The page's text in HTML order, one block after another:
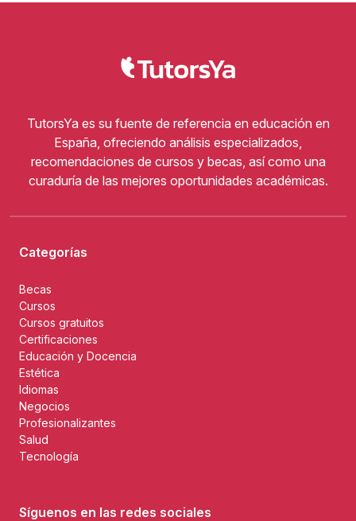
TutorsYa es su fuente de referencia en educación en
España, ofreciendo análisis especializados,
recomendaciones de cursos y becas, así como una
curaduría de las mejores oportunidades académicas.
Categorías
Becas
Cursos
Cursos gratuitos
Certificaciones
Educación y Docencia
Estética
Idiomas
Negocios
Profesionalizantes
Salud
Tecnología
Síguenos en las redes sociales